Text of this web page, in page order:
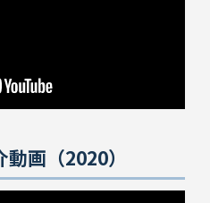
画（2020）